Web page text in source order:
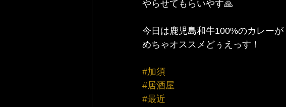
やらせてもらいやす🙏
今日は鹿児島和牛100%のカレーが
めちゃオススメどぅえっす！
#加須
#居酒屋
#最近